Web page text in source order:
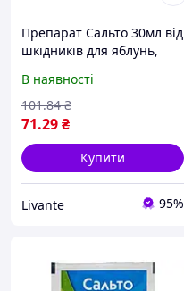
Препарат Сальто 30мл від
шкідників для яблунь,
огірків, капусти ТМ
Сімейний Сад "Lv"
В наявності
71.29₴
101.84 ₴
Купити
Livante 95%